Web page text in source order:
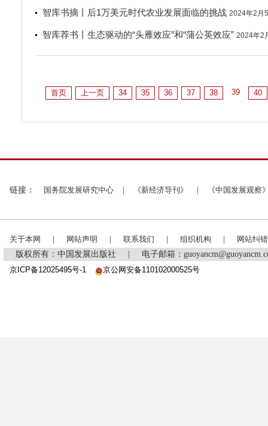
智库书摘丨后1万美元时代农业发展面临的挑战 2024年2月
智库荐书丨生态驱动的“头雁效应”和“蒲公英效应” 2024年2
首页 上一页 34 35 36 37 38 39 40
链接： 国务院发展研究中心 《新经济导刊》 《中国发展观察
关于本网 网站声明 联系我们 组织机构
网站纠错
版权所有：中国发展出版社
电子邮箱：
京ICP备12025495号-1
京公网安备110102000525号